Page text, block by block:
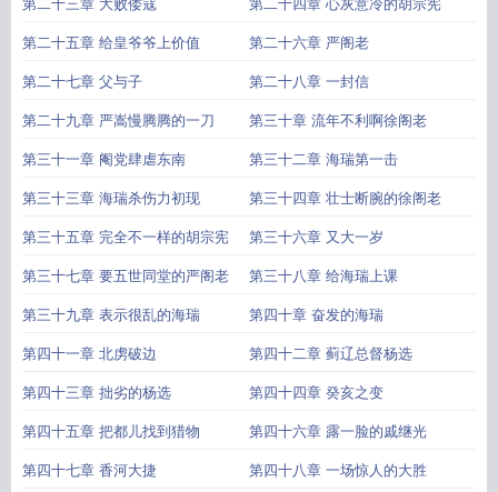
第二十三章 大败倭寇 第二十四章 心灰意冷的胡宗宪
第二十五章 给皇爷爷上价值 第二十六章 严阁老
第二十七章 父与子 第二十八章 一封信
第二十九章 严嵩慢腾腾的一刀 第三十章 流年不利啊徐阁老
第三十一章 阉党肆虐东南 第三十二章 海瑞第一击
第三十三章 海瑞杀伤力初现 第三十四章 壮士断腕的徐阁老
第三十五章 完全不一样的胡宗宪 第三十六章 又大一岁
第三十七章 要五世同堂的严阁老 第三十八章 给海瑞上课
第三十九章 表示很乱的海瑞 第四十章 奋发的海瑞
第四十一章 北虏破边 第四十二章 蓟辽总督杨选
第四十三章 拙劣的杨选 第四十四章 癸亥之变
第四十五章 把都儿找到猎物 第四十六章 露一脸的戚继光
第四十七章 香河大捷 第四十八章 一场惊人的大胜